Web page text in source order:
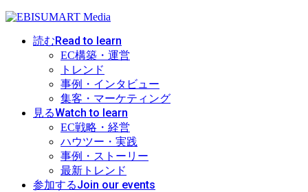
読むRead to learn
EC構築・運営
トレンド
事例・インタビュー
集客・マーケティング
見るWatch to learn
EC戦略・経営
ハウツー・実践
事例・ストーリー
最新トレンド
参加するJoin our events